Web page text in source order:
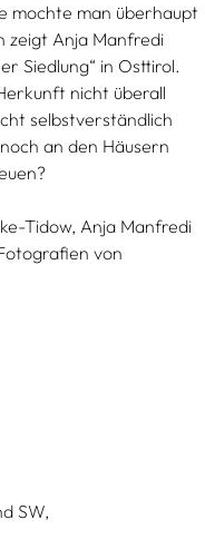
mochte man überhaupt
zeigt Anja Manfredi
Siedlung“ in Osttirol.
nicht überall
selbstverständlich
an den Häusern
Tidow, Anja Manfredi
von
SW